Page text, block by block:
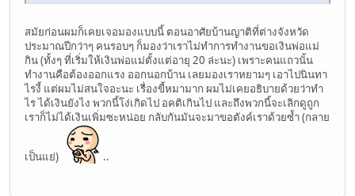
สมัยก่อนผมก็เคยเจอมองแบบนี้ ตอนอาศัยบ้านญาติที่ต่างจังหวัด
ประมาณปีกว่าๆ คนรอบๆ ก็มองว่าเราไม่ทำการทำงานขอเงินพ่อแม่
กิน (ทั้งๆ ที่เริ่มให้เงินพ่อแม่ตั้งแต่อายุ 20 ล่ะนะ) เพราะคนแถวนั้น
ทำงานคือต้องออกแรง ออกนอกบ้าน เลยมองเราหยามๆ เอาไปนินทา
ไรงี้ แต่ผมไม่สนใจอะนะ เรื่องขี้หมามาก ผมไม่เคยอธิบายด้วยว่าทำ
ไร ได้เงินยังไง พวกนี้โง่เกิดไป อคติเกินไป และถึงพวกนี้จะเลิกดูถูก
เราก็ไม่ได้เงินเพิ่มซะหน่อย กลับกันมันจะมาขอตังค์เราด้วยซ้ำ (กลาย
เป็นแย่) ..